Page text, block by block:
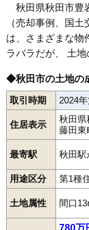
69 楢山共和
70 仁井田栄
71 牛島西
72 御所野堤
73 楢山愛宕
74 楢山本町
75 将軍野向
76 楢山石塚
79 将軍野堰
80 仁井田福島
81 仁井田本
秋田県秋田市豊
（売却事例、国
は、さまざまな物
ラバラだが、 土地
◆秋田市の土地の
取引時期 2024
住居表示
秋田県
藤田東
最寄駅 秋田駅
用途区分 第1種
土地属性 間口
780万
新屋大川町新屋
新屋勝平町新屋
新屋田尻沢東町
新屋船場町新屋
新屋松美ガ丘東
新屋元町
新屋豊
飯島新町飯島鼠
飯島道東
飯島緑
泉東町
泉南牛島
金足追分金足小
上北手百崎川尻
川尻総社町川尻
河辺三内
川元小川町川元
高陽幸町御所野
御所野湯本桜桜